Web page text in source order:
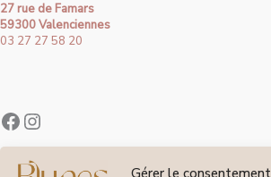
27 rue de Famars
59300 Valenciennes
03 27 27 58 20
Contact